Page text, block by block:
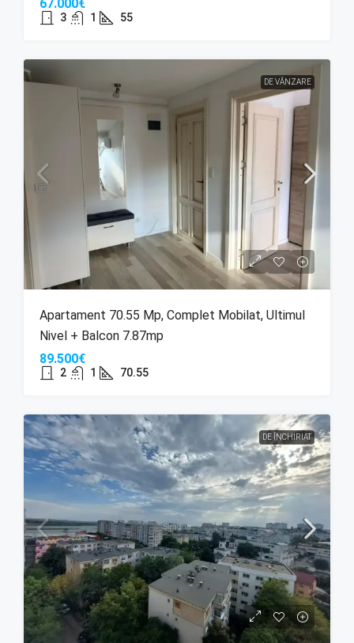
67.000€
3 1 55
DE VÂNZARE
Apartament 70.55 Mp, Complet Mobilat, Ultimul
Nivel + Balcon 7.87mp
89.500€
2 1 70.55
DE ÎNCHIRIAT